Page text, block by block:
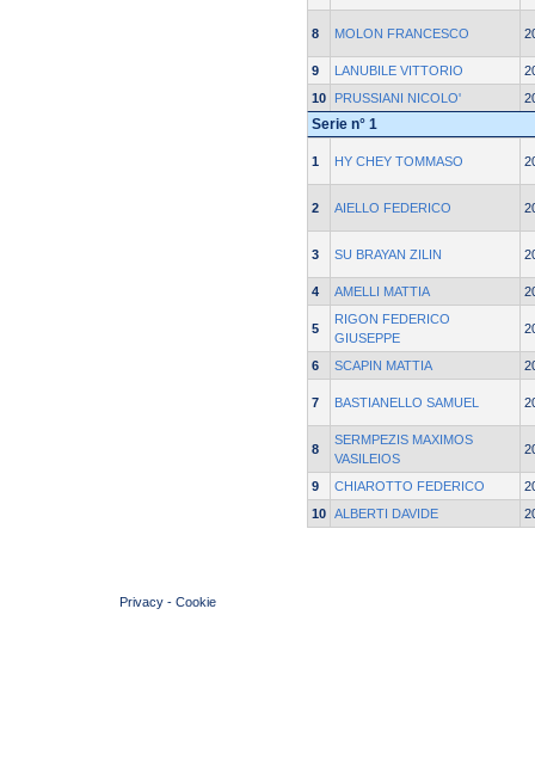
8 MOLON FRANCESCO
9 LANUBILE VITTORIO
10
PRUSSIANI NICOLO'
Serie n° 1
1 HY CHEY TOMMASO
2 AIELLO FEDERICO
3 SU BRAYAN ZILIN
4 AMELLI MATTIA
5
RIGON FEDERICO
GIUSEPPE
6 SCAPIN MATTIA
7 BASTIANELLO SAMUEL
8
SERMPEZIS MAXIMOS
VASILEIOS
9 CHIAROTTO FEDERICO
10 ALBERTI DAVIDE
Privacy - Cookie